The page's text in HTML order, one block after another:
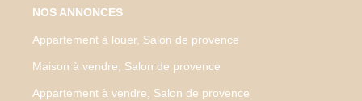
NOS ANNONCES
Appartement à louer, Salon de provence
Maison à vendre, Salon de provence
Appartement à vendre, Salon de provence